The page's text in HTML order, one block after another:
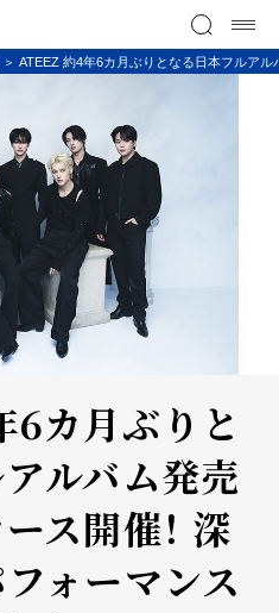
ATEEZ 約4年6カ月ぶりとなる日本フルア
カ月ぶりと
ルバム発売
ス開催！ 深
ォーマンス